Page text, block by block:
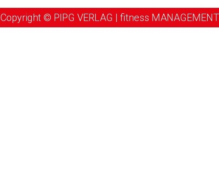
Copyright © PIPG VERLAG | fitness MANAGEMENT